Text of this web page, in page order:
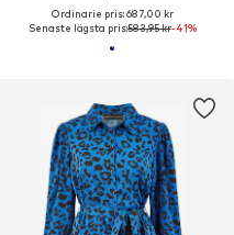
Ordinarie pris: 687,00 kr
Senaste lägsta pris:583,95 kr-41%